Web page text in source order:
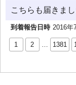
こちらも届きま
到着報告日時 2016年
1 2 … 1381